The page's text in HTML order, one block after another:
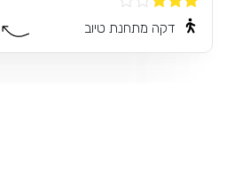
דקה מתחנת טיוב